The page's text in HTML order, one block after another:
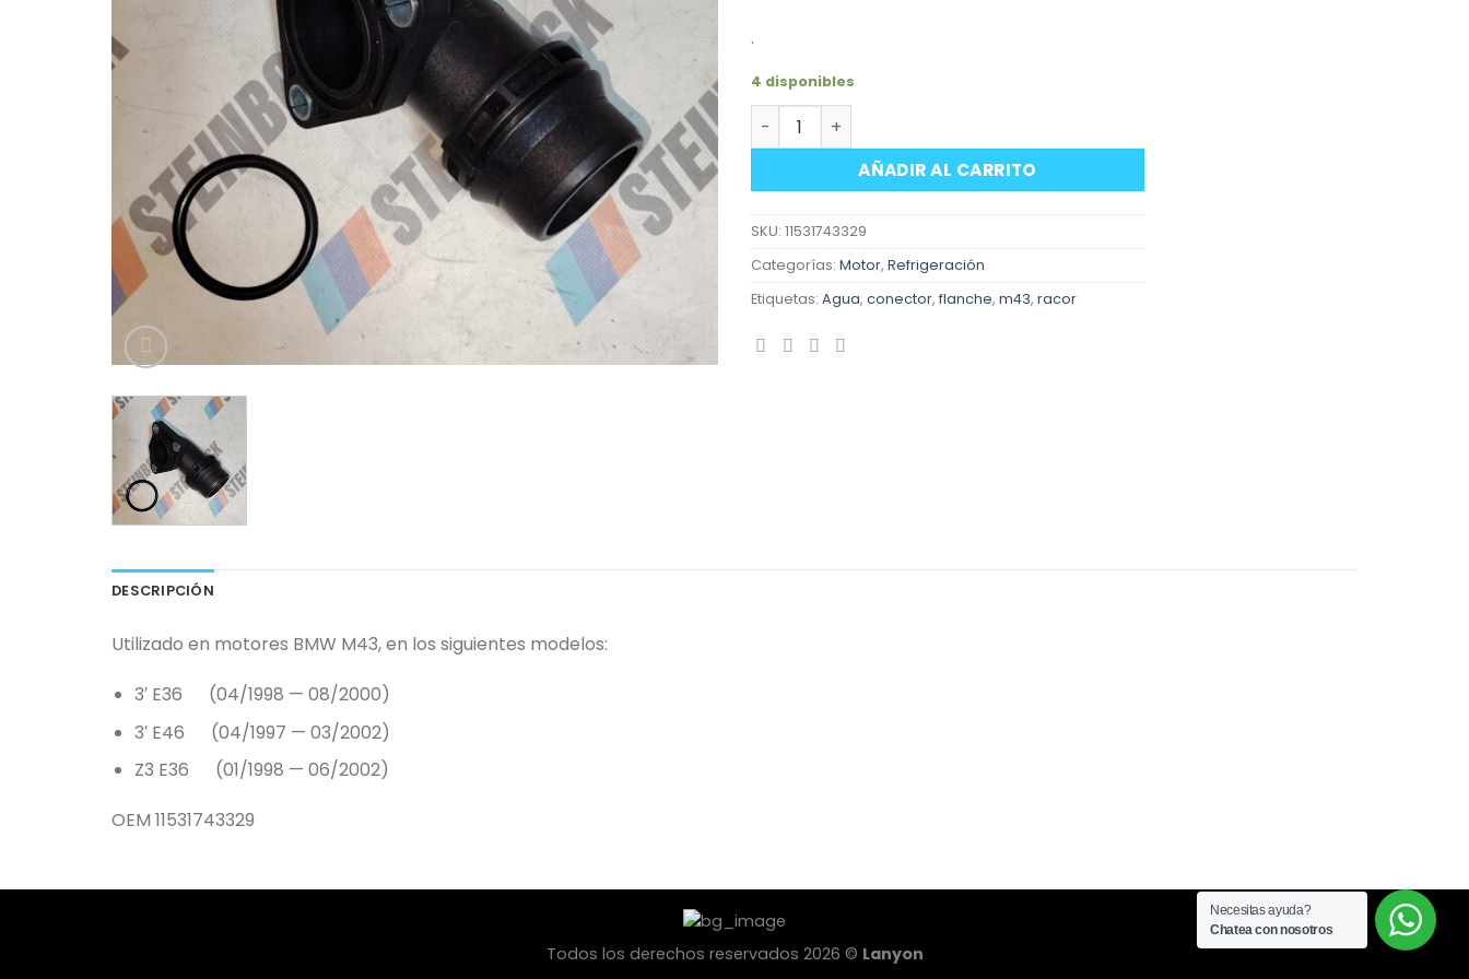
.
4 disponibles
Racor conector lateral superior agua motores BMW M43 cantidad
AÑADIR AL CARRITO
SKU: 11531743329
Categorías: Motor, Refrigeración
Etiquetas: Agua, conector, flanche, m43, racor
DESCRIPCIÓN
Utilizado en motores BMW M43, en los siguientes modelos:
3′ E36 (04/1998 — 08/2000)
3′ E46 (04/1997 — 03/2002)
Z3 E36 (01/1998 — 06/2002)
OEM 11531743329
Todos los derechos reservados 2026 © Lanyon
Necesitas ayuda?
Chatea con nosotros